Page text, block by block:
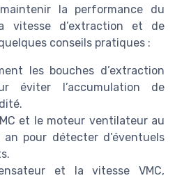
la performance du
vitesse d’extraction et de
conseils pratiques :
les bouches d’extraction
éviter l’accumulation de
et le moteur ventilateur au
pour détecter d’éventuels
et la vitesse VMC,